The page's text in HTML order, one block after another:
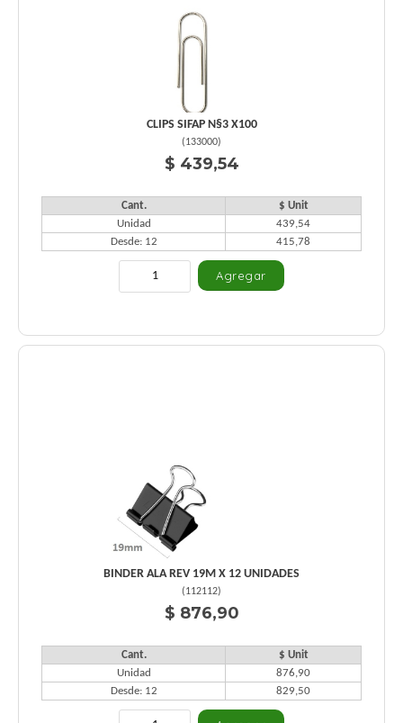
CLIPS SIFAP N§3 X100
(133000)
$ 439,54
Cant.
$ Unit
Unidad
439,54
Desde: 12
415,78
BINDER ALA REV 19M X 12 UNIDADES
(112112)
$ 876,90
Cant.
$ Unit
Unidad
876,90
Desde: 12
829,50